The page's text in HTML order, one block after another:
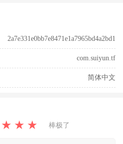
2a7e331e0bb7e8471e1a7965bd4a2bd1
com.suiyun.tf
简体中文
★ ★ ★ 棒极了